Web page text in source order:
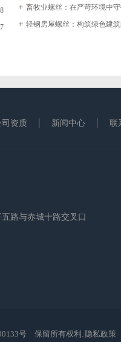
司资质 新闻中心 联
路与赤城十路交叉口
号 保留所有权利. 隐私政策